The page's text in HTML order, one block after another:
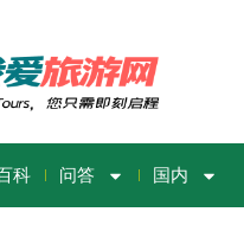
科 问答 国内